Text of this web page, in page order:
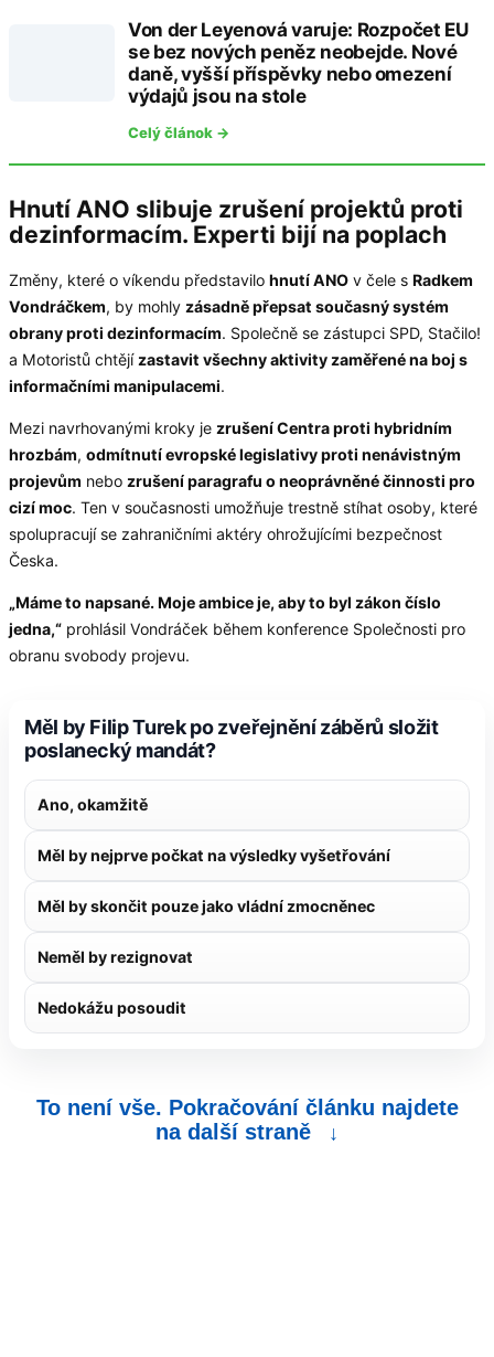
Von der Leyenová varuje: Rozpočet EU
se bez nových peněz neobejde. Nové
daně, vyšší příspěvky nebo omezení
výdajů jsou na stole
Celý článok →
Hnutí ANO slibuje zrušení projektů proti
dezinformacím. Experti bijí na poplach
Změny, které o víkendu představilo hnutí ANO v čele s Radkem
Vondráčkem, by mohly zásadně přepsat současný systém
obrany proti dezinformacím. Společně se zástupci SPD, Stačilo!
a Motoristů chtějí zastavit všechny aktivity zaměřené na boj s
informačními manipulacemi.
Mezi navrhovanými kroky je zrušení Centra proti hybridním
hrozbám, odmítnutí evropské legislativy proti nenávistným
projevům nebo zrušení paragrafu o neoprávněné činnosti pro
cizí moc. Ten v současnosti umožňuje trestně stíhat osoby, které
spolupracují se zahraničními aktéry ohrožujícími bezpečnost
Česka.
„Máme to napsané. Moje ambice je, aby to byl zákon číslo
jedna,“ prohlásil Vondráček během konference Společnosti pro
obranu svobody projevu.
Měl by Filip Turek po zveřejnění záběrů složit
poslanecký mandát?
Ano, okamžitě
Měl by nejprve počkat na výsledky vyšetřování
Měl by skončit pouze jako vládní zmocněnec
Neměl by rezignovat
Nedokážu posoudit
To není vše. Pokračování článku najdete
na další straně
↓